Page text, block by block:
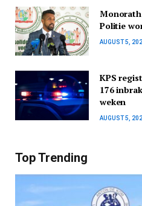
Politie
AUGUST 5,
KPS
176
weken
AUGUST 5,
Top Trending